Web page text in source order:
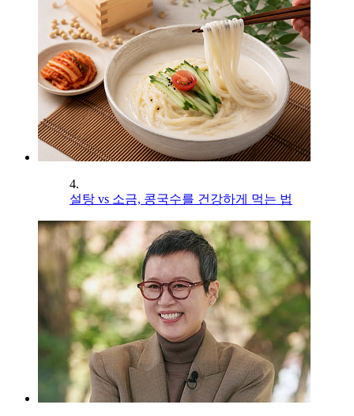
4.
설탕 vs 소금, 콩국수를 건강하게 먹는 법